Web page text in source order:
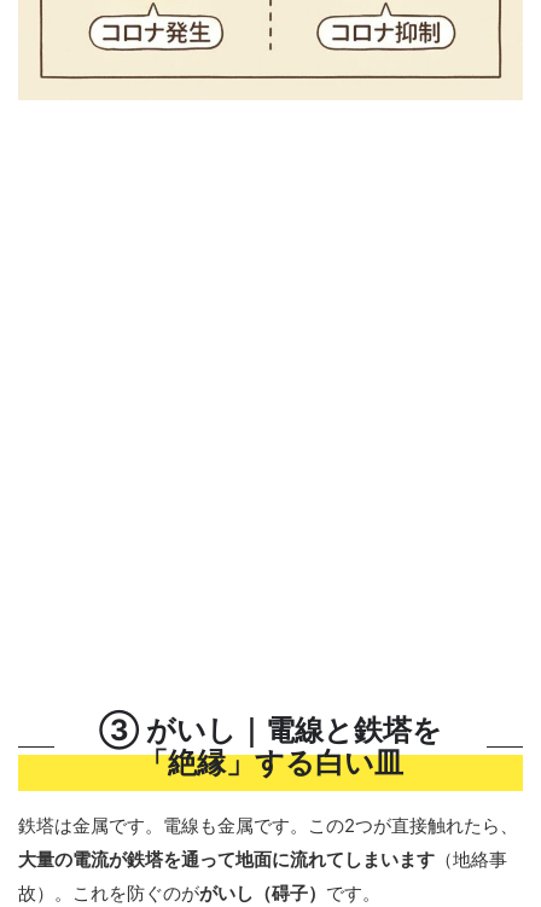
③ がいし｜電線と鉄塔を
「絶縁」する白い皿
鉄塔は金属です。電線も金属です。この2つが直接触れたら、
大量の電流が鉄塔を通って地面に流れてしまいます （地絡事
故）。これを防ぐのががいし（碍子） です。